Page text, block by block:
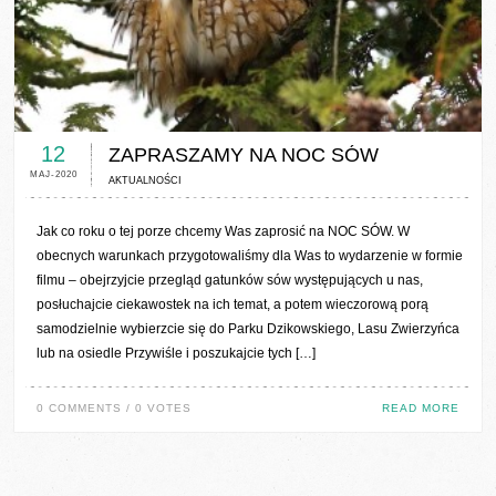
0 COMMENTS / 0 VOTES
12
MAJ-2020
ZAPRASZAMY NA NOC SÓW
AKTUALNOŚCI
Jak co roku o tej porze chcemy Was zaprosić na NOC SÓW. W
obecnych warunkach przygotowaliśmy dla Was to wydarzenie w formie
filmu – obejrzyjcie przegląd gatunków sów występujących u nas,
posłuchajcie ciekawostek na ich temat, a potem wieczorową porą
samodzielnie wybierzcie się do Parku Dzikowskiego, Lasu Zwierzyńca
lub na osiedle Przywiśle i poszukajcie tych […]
0 COMMENTS / 0 VOTES READ MORE